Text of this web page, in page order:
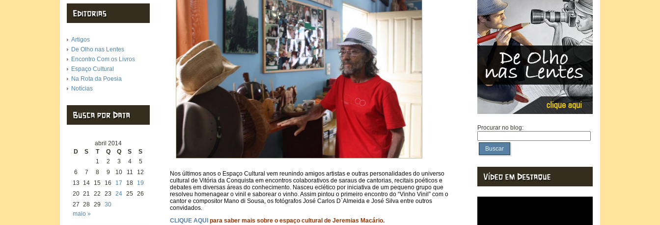
Artigos
De Olho nas Lentes
Encontro Com os Livros
Espaço Cultural
Na Rota da Poesia
Notícias
abril 2014
D
S T Q Q S
S
1
2 3 4
5
6
7 8 9 10 11
12
13
14 15 16 17 18
19
20 21 22 23 24 25 26
27 28 29
30
maio »
Nos últimos anos o Espaço Cultural vem reunindo amigos artistas e outras personalidades do universo
cultural de Vitória da Conquista em encontros colaborativos de saraus de cantorias, recitais poéticos e
debates em diversas áreas do conhecimento. Nasceu eclético por iniciativa de um pequeno grupo que
resolveu homenagear o vinil e saborear o vinho. Assim pintou o primeiro encontro do “Vinho Vinil” com o
cantor e compositor Mano di Sousa, os fotógrafos José Carlos D`Almeida e José Silva entre outros
convidados.
CLIQUE AQUI para saber mais sobre o espaço cultural de Jeremias Macário.
Procurar no blog:
Buscar